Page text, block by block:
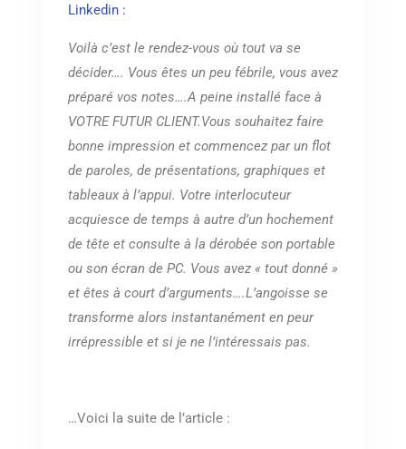
Linkedin :
Voilà c’est le rendez-vous où tout va se
décider…. Vous êtes un peu fébrile, vous avez
préparé vos notes….A peine installé face à
VOTRE FUTUR CLIENT.Vous souhaitez faire
bonne impression et commencez par un flot
de paroles, de présentations, graphiques et
tableaux à l’appui. Votre interlocuteur
acquiesce de temps à autre d’un hochement
de tête et consulte à la dérobée son portable
ou son écran de PC. Vous avez « tout donné »
et êtes à court d’arguments….L’angoisse se
transforme alors instantanément en peur
irrépressible et si je ne l’intéressais pas.
…Voici la suite de l’article :